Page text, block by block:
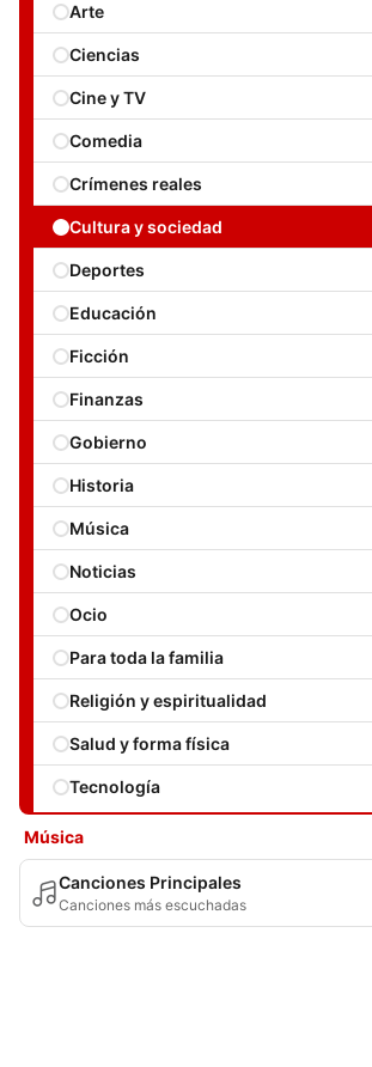
Arte
Ciencias
Cine y TV
Comedia
Crímenes reales
Cultura y sociedad
Deportes
Educación
Ficción
Finanzas
Gobierno
Historia
Música
Noticias
Ocio
Para toda la familia
Religión y espiritualidad
Salud y forma física
Tecnología
Música
Canciones Principales
Canciones más escuchadas